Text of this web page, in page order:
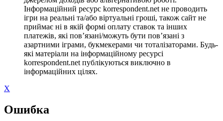
Інформаційний ресурс korrespondent.net не проводить
ігри на реальні та/або віртуальні гроші, також сайт не
приймає ні в якій формі оплату ставок та інших
платежів, які пов’язані/можуть бути пов’язані з
азартними іграми, букмекерами чи тоталізаторами. Будь-
які матеріали на інформаційному ресурсі
korrespondent.net публікуються виключно в
інформаційних цілях.
X
Ошибка